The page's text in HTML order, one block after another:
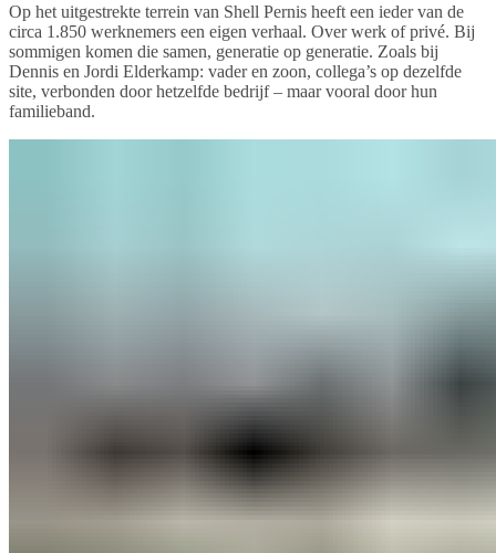
Op het uitgestrekte terrein van Shell Pernis heeft een ieder van de
circa 1.850 werknemers een eigen verhaal. Over werk of privé. Bij
sommigen komen die samen, generatie op generatie. Zoals bij
Dennis en Jordi Elderkamp: vader en zoon, collega’s op dezelfde
site, verbonden door hetzelfde bedrijf – maar vooral door hun
familieband.